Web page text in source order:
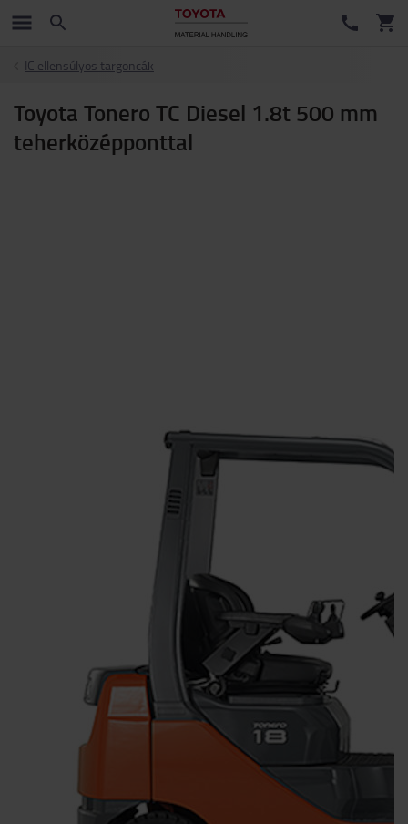
IC ellensúlyos targoncák
Toyota Tonero TC Diesel 1.8t 500 mm
teherközépponttal